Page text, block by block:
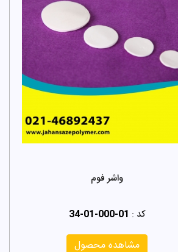
واشر فوم
کد : 34-01-000-01
مشاهده محصول